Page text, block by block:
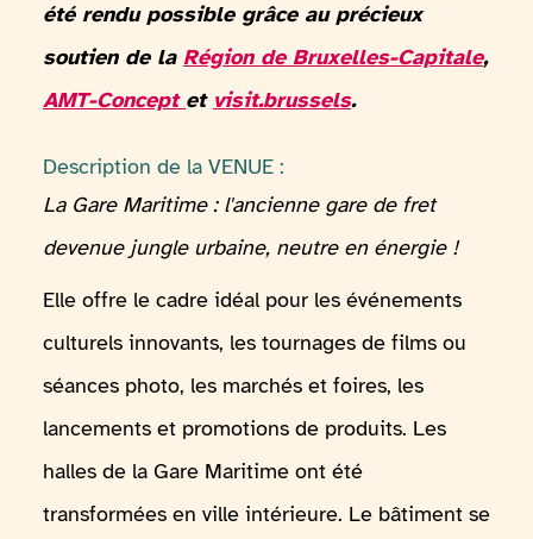
été rendu possible grâce au précieux
soutien de la Région de Bruxelles-Capitale,
AMT-Concept et visit.brussels.
Description de la VENUE :
La Gare Maritime : l'ancienne gare de fret
devenue jungle urbaine, neutre en énergie !
Elle offre le cadre idéal pour les événements
culturels innovants, les tournages de films ou
séances photo, les marchés et foires, les
lancements et promotions de produits. Les
halles de la Gare Maritime ont été
transformées en ville intérieure. Le bâtiment se